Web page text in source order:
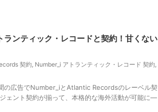
ンティック・レコードと契約！甘くない
契約, Number_i アトランティック・レコード 契約,
の広告でNumber_iとAtlantic Recordsのレーベル契
ェント契約が揃って、本格的な海外活動が可能に―